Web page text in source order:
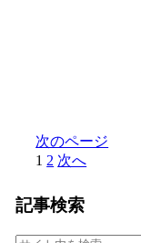
次のページ
1 2 次へ
記事検索